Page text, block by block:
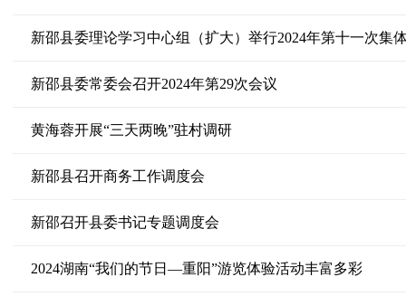
新邵县委理论学习中心组（扩大）举行2024年第十一次集
新邵县委常委会召开2024年第29次会议
黄海蓉开展“三天两晚”驻村调研
新邵县召开商务工作调度会
新邵召开县委书记专题调度会
2024湖南“我们的节日—重阳”游览体验活动丰富多彩